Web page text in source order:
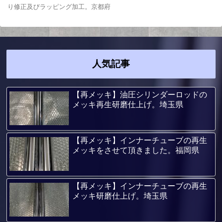
り修正及びラッピング加工。京都府
人気記事
【再メッキ】油圧シリンダーロッドの
メッキ再生研磨仕上げ。埼玉県
【再メッキ】インナーチューブの再生
メッキをさせて頂きました。福岡県
【再メッキ】インナーチューブの再生
メッキ研磨仕上げ。埼玉県